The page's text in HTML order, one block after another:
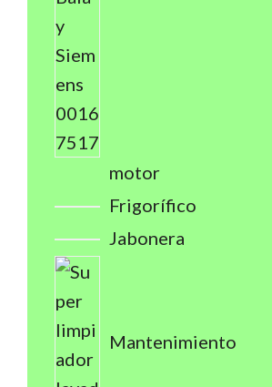
motor
Frigorífico
Jabonera
Mantenimiento